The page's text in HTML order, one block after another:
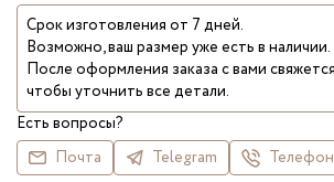
Срок изготовления от 7 дней.
Возможно, ваш размер уже есть в наличии.
После оформления заказа с вами
чтобы уточнить все детали.
Есть вопросы?
Почта
Telegram Телефон